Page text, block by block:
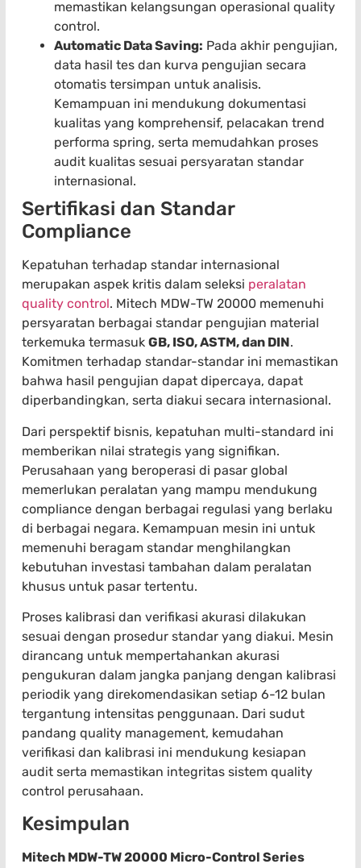
memastikan kelangsungan operasional quality
control.
Automatic Data Saving: Pada akhir pengujian,
data hasil tes dan kurva pengujian secara
otomatis tersimpan untuk analisis.
Kemampuan ini mendukung dokumentasi
kualitas yang komprehensif, pelacakan trend
performa spring, serta memudahkan proses
audit kualitas sesuai persyaratan standar
internasional.
Sertifikasi dan Standar
Compliance
Kepatuhan terhadap standar internasional
merupakan aspek kritis dalam seleksi peralatan
quality control. Mitech MDW-TW 20000 memenuhi
persyaratan berbagai standar pengujian material
terkemuka termasuk GB, ISO, ASTM, dan DIN.
Komitmen terhadap standar-standar ini memastikan
bahwa hasil pengujian dapat dipercaya, dapat
diperbandingkan, serta diakui secara internasional.
Dari perspektif bisnis, kepatuhan multi-standard ini
memberikan nilai strategis yang signifikan.
Perusahaan yang beroperasi di pasar global
memerlukan peralatan yang mampu mendukung
compliance dengan berbagai regulasi yang berlaku
di berbagai negara. Kemampuan mesin ini untuk
memenuhi beragam standar menghilangkan
kebutuhan investasi tambahan dalam peralatan
khusus untuk pasar tertentu.
Proses kalibrasi dan verifikasi akurasi dilakukan
sesuai dengan prosedur standar yang diakui. Mesin
dirancang untuk mempertahankan akurasi
pengukuran dalam jangka panjang dengan kalibrasi
periodik yang direkomendasikan setiap 6-12 bulan
tergantung intensitas penggunaan. Dari sudut
pandang quality management, kemudahan
verifikasi dan kalibrasi ini mendukung kesiapan
audit serta memastikan integritas sistem quality
control perusahaan.
Kesimpulan
Mitech MDW-TW 20000 Micro-Control Series